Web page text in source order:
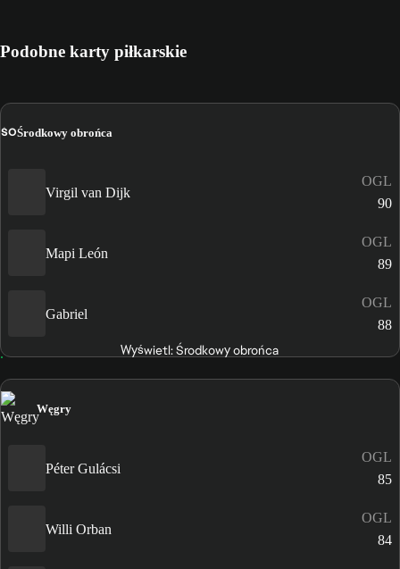
Podobne karty piłkarskie
ŚOŚrodkowy obrońca
Virgil van Dijk
OGL
90
Mapi León
OGL
89
Gabriel
OGL
88
Wyświetl: Środkowy obrońca
Węgry
Péter Gulácsi
OGL
85
Willi Orban
OGL
84